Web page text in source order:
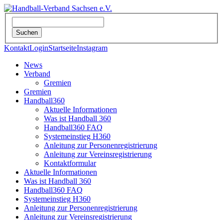
KontaktLoginStartseiteInstagram
News
Verband
Gremien
Gremien
Handball360
Aktuelle Informationen
Was ist Handball 360
Handball360 FAQ
Systemeinstieg H360
Anleitung zur Personenregistrierung
Anleitung zur Vereinsregistrierung
Kontaktformular
Aktuelle Informationen
Was ist Handball 360
Handball360 FAQ
Systemeinstieg H360
Anleitung zur Personenregistrierung
Anleitung zur Vereinsregistrierung